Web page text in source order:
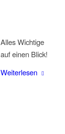
Alles Wichtige
auf einen Blick!
Weiterlesen